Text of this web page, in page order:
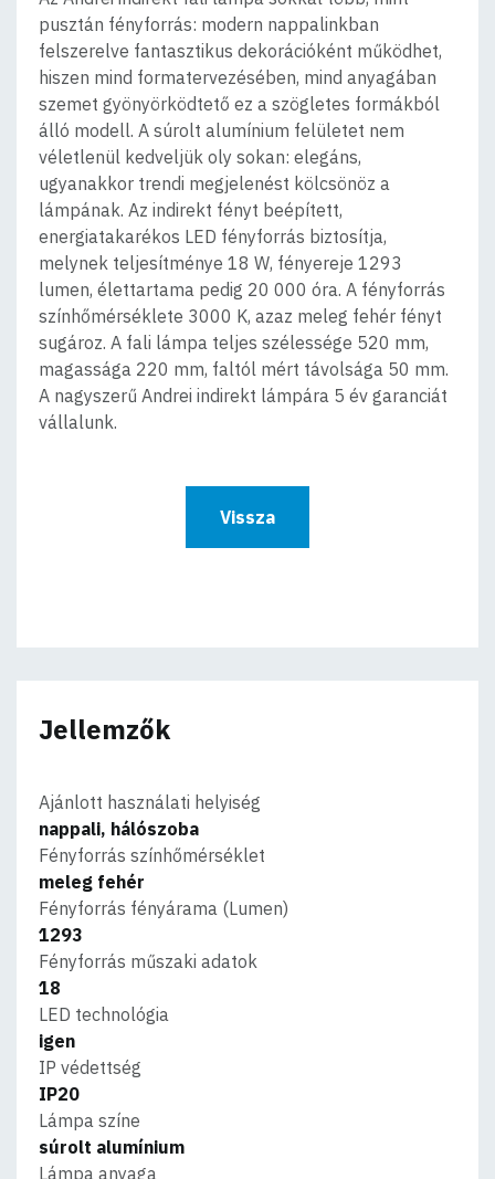
pusztán fényforrás: modern nappalinkban
felszerelve fantasztikus dekorációként működhet,
hiszen mind formatervezésében, mind anyagában
szemet gyönyörködtető ez a szögletes formákból
álló modell. A súrolt alumínium felületet nem
véletlenül kedveljük oly sokan: elegáns,
ugyanakkor trendi megjelenést kölcsönöz a
lámpának. Az indirekt fényt beépített,
energiatakarékos LED fényforrás biztosítja,
melynek teljesítménye 18 W, fényereje 1293
lumen, élettartama pedig 20 000 óra. A fényforrás
színhőmérséklete 3000 K, azaz meleg fehér fényt
sugároz. A fali lámpa teljes szélessége 520 mm,
magassága 220 mm, faltól mért távolsága 50 mm.
A nagyszerű Andrei indirekt lámpára 5 év garanciát
vállalunk.
Vissza
Jellemzők
Ajánlott használati helyiség
nappali, hálószoba
Fényforrás színhőmérséklet
meleg fehér
Fényforrás fényárama (Lumen)
1293
Fényforrás műszaki adatok
18
LED technológia
igen
IP védettség
IP20
Lámpa színe
súrolt alumínium
Lámpa anyaga